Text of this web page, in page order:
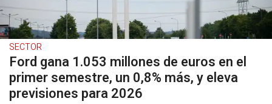
SECTOR
Ford gana 1.053 millones de euros en el
primer semestre, un 0,8% más, y eleva
previsiones para 2026